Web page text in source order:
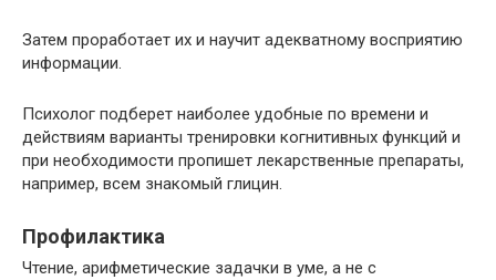
Затем проработает их и научит адекватному восприятию
информации.
Психолог подберет наиболее удобные по времени и
действиям варианты тренировки когнитивных функций и
при необходимости пропишет лекарственные препараты,
например, всем знакомый глицин.
Профилактика
Чтение, арифметические задачки в уме, а не с